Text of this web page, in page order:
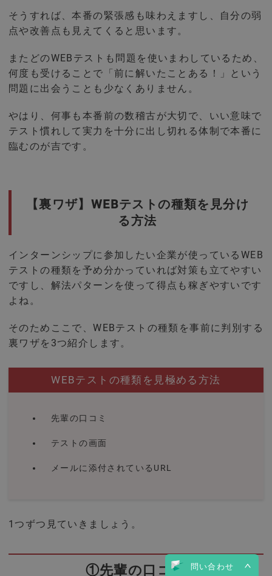
問い合わせ
そうすれば、本番の緊張感も味わえますし、自分の弱
点や改善点も見えてくると思います。
またどのWEBテストも問題を使いまわしているため、
何度も受けることで「前に解いたことある！」という
問題に出会うことも少なくありません。
やはり、何事も本番前の数稽古が大切で、いい意味で
テスト慣れして実力を十分に出し切れる体制で本番に
臨むのが吉です。
【裏ワザ】WEBテストの種類を見分け
る方法
インターンシップに参加したい企業が使っているWEB
テストの種類を予め分かっていれば対策も立てやすい
ですし、解法パターンを使って得点も稼ぎやすいです
よね。
そのためここで、WEBテストの種類を事前に判別する
裏ワザを3つ紹介します。
WEBテストの種類を見極める方法
先輩の口コミ
テストの画面
メールに添付されているURL
1つずつ見ていきましょう。
①先輩の口コミ